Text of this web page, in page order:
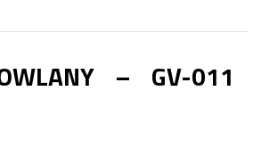
– GV-011